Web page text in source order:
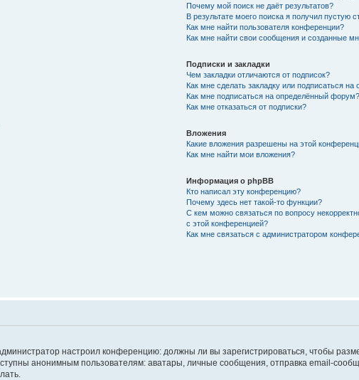
Почему мой поиск не даёт результатов?
В результате моего поиска я получил пустую
Как мне найти пользователя конференции?
Как мне найти свои сообщения и созданные
Подписки и закладки
Чем закладки отличаются от подписок?
Как мне сделать закладку или подписаться
Как мне подписаться на определённый форум?
Как мне отказаться от подписки?
Вложения
Какие вложения разрешены на этой
Как мне найти мои вложения?
Информация о phpBB
Кто написал эту конференцию?
Почему здесь нет такой-то функции?
С кем можно связаться по вопросу
с этой конференцией?
Как мне связаться с администратором
настроил конференцию: должны ли вы зарегистрироваться, чтобы
анонимным пользователям: аватары, личные сообщения, отправка email-